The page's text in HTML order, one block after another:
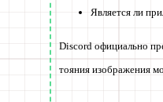
Является ли
Discord официально
тояния изображения